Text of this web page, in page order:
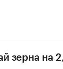
зерна на